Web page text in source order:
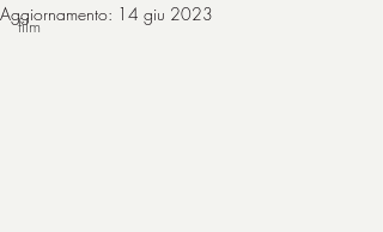
film
Aggiornamento: 14 giu 2023